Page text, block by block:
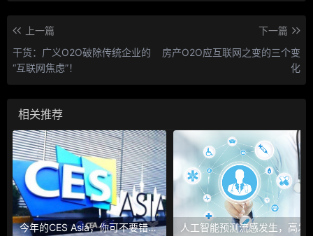
上一篇
干货：广义O2O破除传统企业的
“互联网焦虑”！
下一篇
房产O2O应互联网之变的三个变
化
相关推荐
今年的CES Asia，你可不要错过这些自动驾驶看点